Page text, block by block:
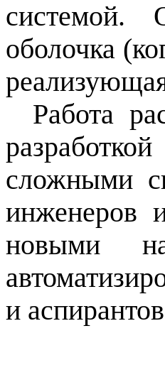
системой.
оболочка
Работа
сложными
инженеров
новыми
и